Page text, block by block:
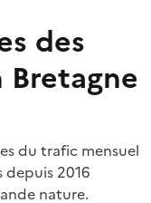
des
du trafic mensuel
2016
nature.